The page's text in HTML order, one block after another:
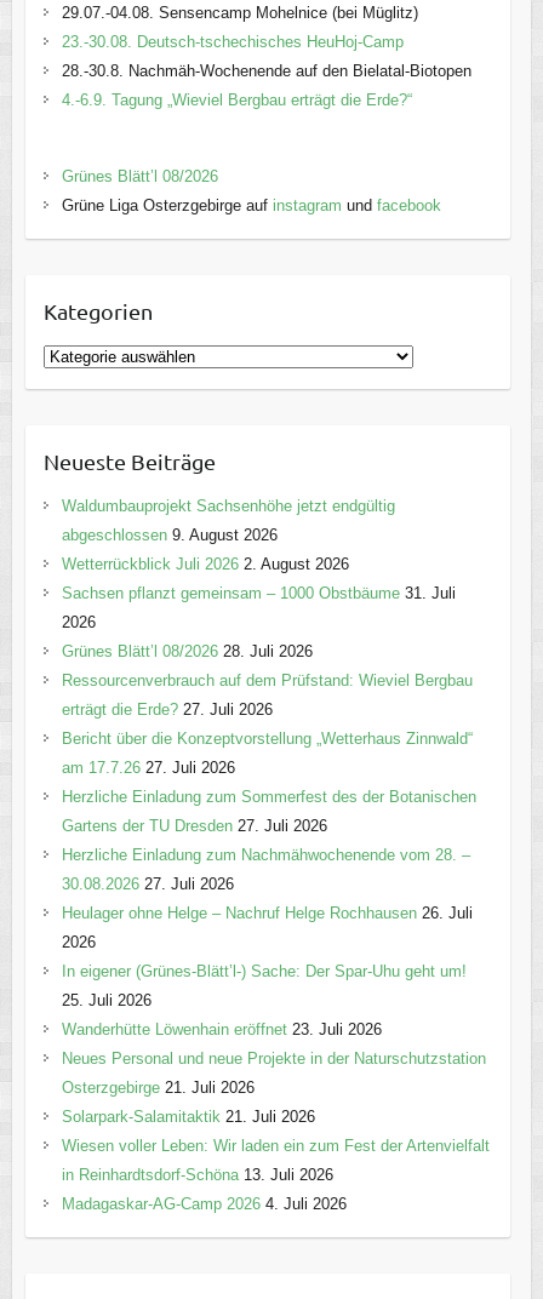
29.07.-04.08. Sensencamp Mohelnice (bei Müglitz)
23.-30.08. Deutsch-tschechisches HeuHoj-Camp
28.-30.8. Nachmäh-Wochenende auf den Bielatal-Biotopen
4.-6.9. Tagung „Wieviel Bergbau erträgt die Erde?“
Grünes Blätt’l 08/2026
Grüne Liga Osterzgebirge auf instagram und facebook
Kategorien
K
a
g
o
i
e
Neueste Beiträge
Waldumbauprojekt Sachsenhöhe jetzt endgültig
abgeschlossen 9. August 2026
Wetterrückblick Juli 2026 2. August 2026
Sachsen pflanzt gemeinsam – 1000 Obstbäume 31. Juli
2026
Grünes Blätt’l 08/2026 28. Juli 2026
Ressourcenverbrauch auf dem Prüfstand: Wieviel Bergbau
erträgt die Erde? 27. Juli 2026
Bericht über die Konzeptvorstellung „Wetterhaus Zinnwald“
am 17.7.26 27. Juli 2026
Herzliche Einladung zum Sommerfest des der Botanischen
Gartens der TU Dresden 27. Juli 2026
Herzliche Einladung zum Nachmähwochenende vom 28. –
30.08.2026 27. Juli 2026
Heulager ohne Helge – Nachruf Helge Rochhausen 26. Juli
2026
In eigener (Grünes-Blätt’l-) Sache: Der Spar-Uhu geht um!
25. Juli 2026
Wanderhütte Löwenhain eröffnet 23. Juli 2026
Neues Personal und neue Projekte in der Naturschutzstation
Osterzgebirge 21. Juli 2026
Solarpark-Salamitaktik 21. Juli 2026
Wiesen voller Leben: Wir laden ein zum Fest der Artenvielfalt
in Reinhardtsdorf-Schöna 13. Juli 2026
Madagaskar-AG-Camp 2026 4. Juli 2026